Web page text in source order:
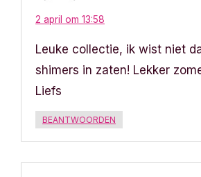
2 april om 13:58
Leuke collectie, ik wist niet
shimers in zaten! Lekker
Liefs
BEANTWOORDEN